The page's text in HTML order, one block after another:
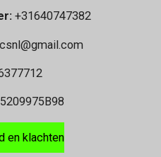
+31640747382
en klachten